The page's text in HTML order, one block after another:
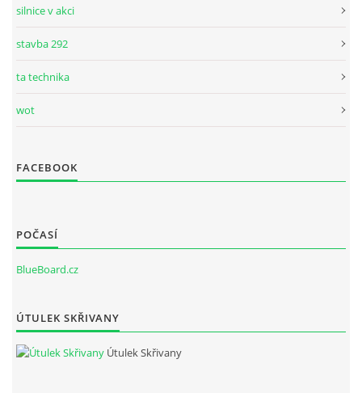
silnice v akci
stavba 292
ta technika
wot
FACEBOOK
POČASÍ
BlueBoard.cz
ÚTULEK SKŘIVANY
Útulek Skřivany